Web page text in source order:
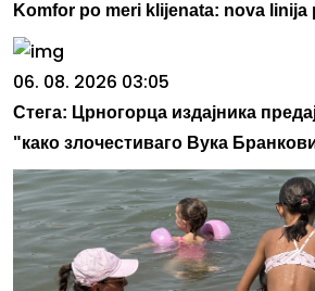
Komfor po meri klijenata: nova linija
06. 08. 2026 03:05
Стега: Црногорца издајника
"како злочестиваго Вука